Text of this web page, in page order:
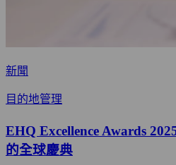
新聞
目的地管理
EHQ Excellence Awards
的全球慶典